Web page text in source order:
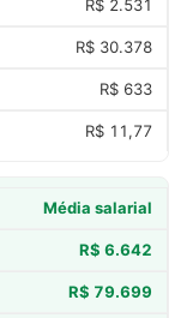
R$ 2.531
R$ 30.378
R$ 633
R$ 11,77
Média salarial
R$ 6.642
R$ 79.699